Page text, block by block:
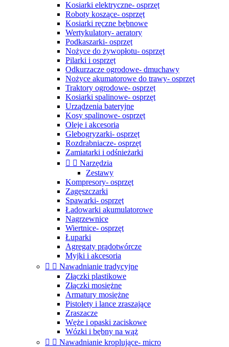
Kosiarki elektryczne- osprzęt
Roboty koszące- osprzęt
Kosiarki ręczne bębnowe
Wertykulatory- aeratory
Podkaszarki- osprzęt
Nożyce do żywopłotu- osprzęt
Pilarki i osprzęt
Odkurzacze ogrodowe- dmuchawy
Nożyce akumatorowe do trawy- osprzęt
Traktory ogrodowe- osprzęt
Kosiarki spalinowe- osprzęt
Urządzenia bateryjne
Kosy spalinowe- osprzęt
Oleje i akcesoria
Glebogryzarki- osprzęt
Rozdrabniacze- osprzęt
Zamiatarki i odśnieżarki
  Narzędzia
Zestawy
Kompresory- osprzęt
Zagęszczarki
Spawarki- osprzęt
Ładowarki akumulatorowe
Nagrzewnice
Wiertnice- osprzęt
Łuparki
Agregaty prądotwórcze
Myjki i akcesoria
  Nawadnianie tradycyjne
Złączki plastikowe
Złączki mosiężne
Armatury mosiężne
Pistolety i lance zraszające
Zraszacze
Węże i opaski zaciskowe
Wózki i bębny na wąż
  Nawadnianie kroplujące- micro